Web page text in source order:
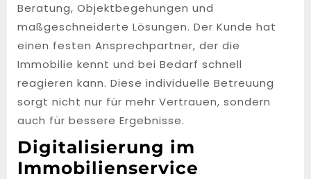
Beratung, Objektbegehungen und
maßgeschneiderte Lösungen. Der Kunde hat
einen festen Ansprechpartner, der die
Immobilie kennt und bei Bedarf schnell
reagieren kann. Diese individuelle Betreuung
sorgt nicht nur für mehr Vertrauen, sondern
auch für bessere Ergebnisse.
Digitalisierung im
Immobilienservice